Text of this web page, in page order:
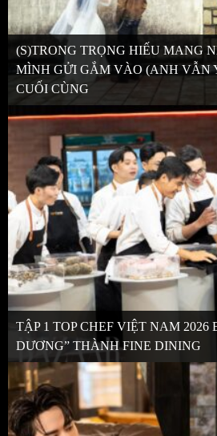
(S)TRONG TRỌNG HIẾU MANG
MÌNH GỬI GẮM VÀO (ANH VẪN
CUỐI CÙNG
TẬP 1 TOP CHEF VIỆT NAM
DƯƠNG” THÀNH FINE DINING